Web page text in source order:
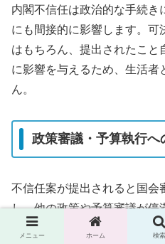
内閣不信任は政治的な手続
にも間接的に影響します。可
はもちろん、提出されたこと
に影響を与えるため、生活
ん。
政策審議・予算執行へ
不信任案が提出されると国会
し、他の政策や予算審議が停
年度末や補正予算の時期に影
メニュー ホーム 検索